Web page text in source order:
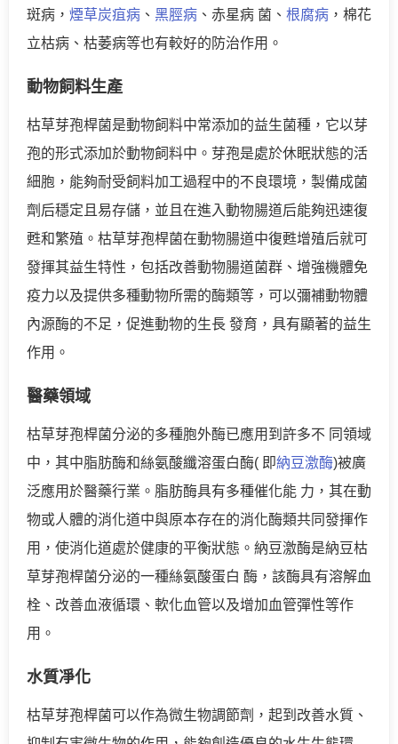
斑病， 煙草炭疽病 、 黑脛病 、赤星病 菌、 根腐病 ，棉花
立枯病、枯萎病等也有較好的防治作用。
動物飼料生產
枯草芽孢桿菌是動物飼料中常添加的益生菌種，它以芽
孢的形式添加於動物飼料中。芽孢是處於休眠狀態的活
細胞，能夠耐受飼料加工過程中的不良環境，製備成菌
劑后穩定且易存儲，並且在進入動物腸道后能夠迅速復
甦和繁殖。枯草芽孢桿菌在動物腸道中復甦增殖后就可
發揮其益生特性，包括改善動物腸道菌群、增強機體免
疫力以及提供多種動物所需的酶類等，可以彌補動物體
內源酶的不足，促進動物的生長 發育，具有顯著的益生
作用。
醫藥領域
枯草芽孢桿菌分泌的多種胞外酶已應用到許多不 同領域
中，其中脂肪酶和絲氨酸纖溶蛋白酶( 即納豆激酶)被廣
泛應用於醫藥行業。脂肪酶具有多種催化能 力，其在動
物或人體的消化道中與原本存在的消化酶類共同發揮作
用，使消化道處於健康的平衡狀態。納豆激酶是納豆枯
草芽孢桿菌分泌的一種絲氨酸蛋白 酶，該酶具有溶解血
栓、改善血液循環、軟化血管以及增加血管彈性等作
用。
水質凈化
枯草芽孢桿菌可以作為微生物調節劑，起到改善水質、